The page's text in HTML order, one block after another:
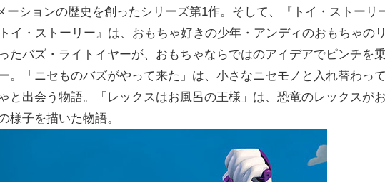
ーションの歴史を創ったシリーズ第1作。そして、『トイ・ストーリ
イ・ストーリー』は、おもちゃ好きの少年・アンディのおもちゃのリ
たバズ・ライトイヤーが、おもちゃならではのアイデアでピンチを
。「ニセものバズがやって来た」は、小さなニセモノと入れ替わって
と出会う物語。「レックスはお風呂の王様」は、恐竜のレックスがお
様子を描いた物語。